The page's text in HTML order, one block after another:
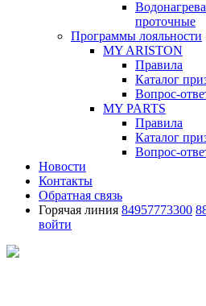
проточные
Программы лояльности
MY ARISTON
Правила
Каталог
Вопрос-
MY PARTS
Правила
Каталог
Вопрос-
Новости
Контакты
Обратная связь
Горячая линия 84957773300
войти